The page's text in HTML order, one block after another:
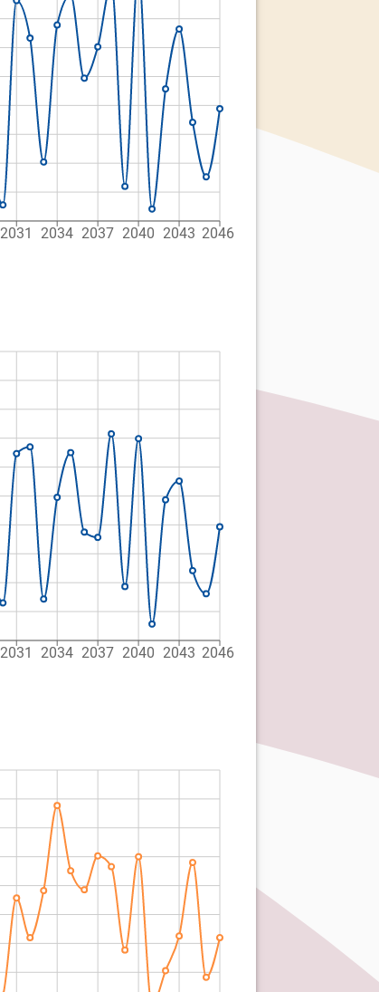
2031 2034 2037 2040 2043 2046
2031 2034 2037 2040 2043 2046